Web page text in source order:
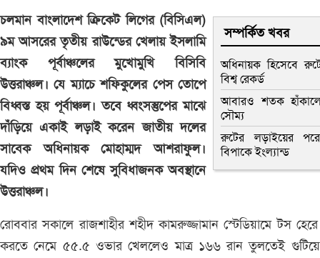
সম্পর্কিত খবর
অধিনায়ক হিসেবে
বিশ্ব রেকর্ড
আবারও শতক
সৌম্য
রুটের লড়াইয়ের
বিপাকে ইংল্যান্ড
চলমান বাংলাদেশ ক্রিকেট লিগের (বিসিএল)
৯ম আসরের তৃতীয় রাউন্ডের খেলায় ইসলামি
ব্যাংক পূর্বাঞ্চলের মুখোমুখি বিসিবি
উত্তরাঞ্চল। যে ম্যাচে শফিকুলের পেস তোপে
বিধ্বস্ত হয় পূর্বাঞ্চল। তবে ধ্বংসস্তুপের মাঝে
দাঁড়িয়ে একাই লড়াই করেন জাতীয় দলের
সাবেক অধিনায়ক মোহাম্মদ আশরাফুল।
যদিও প্রথম দিন শেষে সুবিধাজনক অবস্থানে
উত্তরাঞ্চল।
রোববার সকালে রাজশাহীর শহীদ কামরুজ্জামান স্টেডিয়ামে টস হেরে
করতে নেমে ৫৫.৫ ওভার খেললেও মাত্র ১৬৬ রান তুলতেই